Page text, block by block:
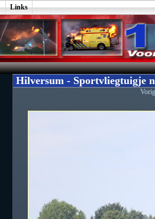
Links
Hilversum - Sportvliegtuigje